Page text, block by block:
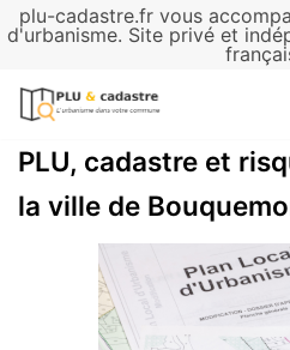
plu-cadastre.fr vous
d'urbanisme. Site privé et
Aller
contenu
PLU, cadastre et
la ville de